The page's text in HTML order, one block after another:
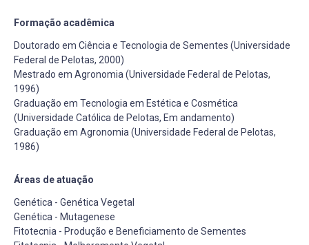
Formação acadêmica
Doutorado em Ciência e Tecnologia de Sementes (Universidade
Federal de Pelotas, 2000)
Mestrado em Agronomia (Universidade Federal de Pelotas,
1996)
Graduação em Tecnologia em Estética e Cosmética
(Universidade Católica de Pelotas, Em andamento)
Graduação em Agronomia (Universidade Federal de Pelotas,
1986)
Áreas de atuação
Genética - Genética Vegetal
Genética - Mutagenese
Fitotecnia - Produção e Beneficiamento de Sementes